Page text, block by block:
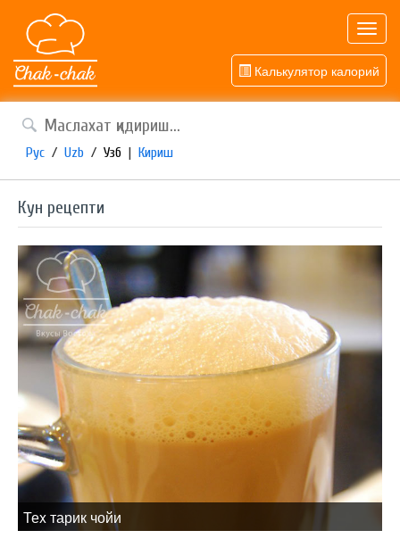
Калькулятор калорий
Рус / Uzb / Узб | Кириш
Кун рецепти
Теx тарик чойи